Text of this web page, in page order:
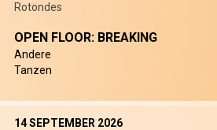
Rotondes
OPEN FLOOR: BREAKING
Andere
Tanzen
14 SEPTEMBER 2026